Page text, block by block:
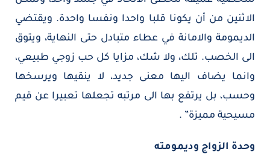
الاثنين من أن يكونا قلبا واحدا ونفسا واحدة. ويقتضي
الديمومة والامانة في عطاء متبادل حتى النهاية، ويتوق
الى الخصب. تلك، ولا شك، مزايا كل حب زوجي طبيعي،
وانما يضاف اليها معنى جديد، لا ينقيها ويرسخها
وحسب، بل يرتفع بها الى مرتبه تجعلها تعبيرا عن قيم
مسيحية مميزة” .
وحدة الزواج وديمومته